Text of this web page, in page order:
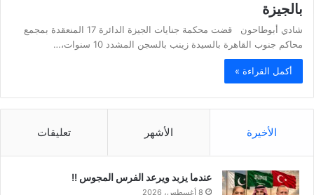
بالجيزة
شادي أبوطاحون قضت محكمة جنايات الجيزة الدائرة 17 المنعقدة بمجمع
محاكم جنوب القاهرة بالسيدة زينب بالسجن المشدد 10 سنوات،…
أكمل القراءة »
الأخيرة الأشهر تعليقات
عندما يزبد ويرعد الفرس المجوس !!
8 أغسطس، 2026